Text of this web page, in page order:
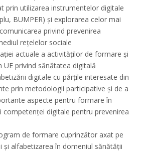
prin utilizarea instrumentelor digitale
BUMPER) și explorarea celor mai
privind prevenirea
rețelelor sociale
actuale a activităților de formare și
privind sănătatea digitală
digitale cu părțile interesate din
prin metodologii participative și de a
aspecte pentru formare în
competenței digitale pentru prevenirea
de formare cuprinzător axat pe
și alfabetizarea în domeniul sănătății